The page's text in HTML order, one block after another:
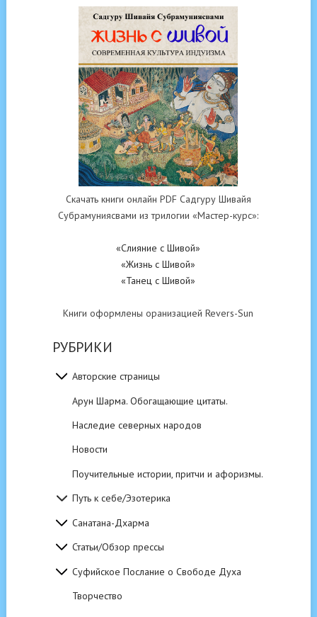
Скачать книги онлайн PDF Садгуру Шивайя
Субрамуниясвами из трилогии «Мастер-курс»:
«Слияние с Шивой»
«Жизнь с Шивой»
«Танец с Шивой»
Книги оформлены оранизацией Revers-Sun
РУБРИКИ
Авторские страницы
Арун Шарма. Обогащающие цитаты.
Наследие северных народов
Новости
Поучительные истории, притчи и афоризмы.
Путь к себе/Эзотерика
Санатана-Дхарма
Статьи/Обзор прессы
Суфийское Послание о Свободе Духа
Творчество